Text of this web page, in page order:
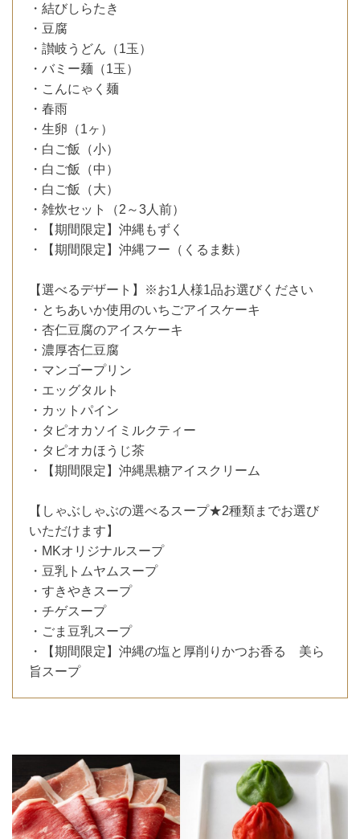
・結びしらたき
・豆腐
・讃岐うどん（1玉）
・バミー麺（1玉）
・こんにゃく麺
・春雨
・生卵（1ヶ）
・白ご飯（小）
・白ご飯（中）
・白ご飯（大）
・雑炊セット（2～3人前）
・【期間限定】沖縄もずく
・【期間限定】沖縄フー（くるま麩）
【選べるデザート】※お1人様1品お選びください
・とちあいか使用のいちごアイスケーキ
・杏仁豆腐のアイスケーキ
・濃厚杏仁豆腐
・マンゴープリン
・エッグタルト
・カットパイン
・タピオカソイミルクティー
・タピオカほうじ茶
・【期間限定】沖縄黒糖アイスクリーム
【しゃぶしゃぶの選べるスープ★2種類までお選び
いただけます】
・MKオリジナルスープ
・豆乳トムヤムスープ
・すきやきスープ
・チゲスープ
・ごま豆乳スープ
・【期間限定】沖縄の塩と厚削りかつお香る 美ら
旨スープ